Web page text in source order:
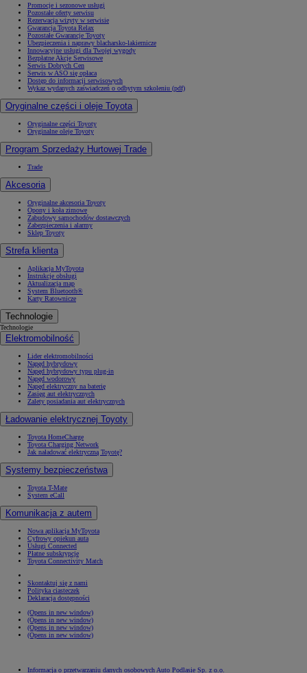
Promocje i sezonowe usługi
Pozostałe oferty serwisu
Rezerwacja wizyty w serwisie
Gwarancja Toyota Relax
Pozostałe Gwarancje Toyoty
Ubezpieczenia i naprawy blacharsko-lakiernicze
Innowacyjne usługi dla Twojej wygody
Bezpłatne Akcje Serwisowe
Serwis Dobrych Cen
Serwis w ASO się opłaca
Dostęp do informacji serwisowych
Wykaz wydanych zaświadczeń o odbytym szkoleniu (pdf)
Oryginalne części i oleje Toyota
Oryginalne części Toyoty
Oryginalne oleje Toyoty
Program Sprzedaży Hurtowej Trade
Trade
Akcesoria
Oryginalne akcesoria Toyoty
Opony i koła zimowe
Zabudowy samochodów dostawczych
Zabezpieczenia i alarmy
Sklep Toyoty
Strefa klienta
Aplikacja MyToyota
Instrukcje obsługi
Aktualizacja map
System Bluetooth®
Karty Ratownicze
Technologie
Technologie
Elektromobilność
Lider elektromobilności
Napęd hybrydowy
Napęd hybrydowy typu plug-in
Napęd wodorowy
Napęd elektryczny na baterię
Zasięg aut elektrycznych
Zalety posiadania aut elektrycznych
Ładowanie elektrycznej Toyoty
Toyota HomeCharge
Toyota Charging Network
Jak naładować elektryczną Toyotę?
Systemy bezpieczeństwa
Toyota T-Mate
System eCall
Komunikacja z autem
Nowa aplikacja MyToyota
Cyfrowy opiekun auta
Usługi Connected
Płatne subskrypcje
Toyota Connectivity Match
Skontaktuj się z nami
Polityka ciasteczek
Deklaracja dostępności
(Opens in new window)
(Opens in new window)
(Opens in new window)
(Opens in new window)
Informacja o przetwarzaniu danych osobowych Auto Podlasie Sp. z o.o.